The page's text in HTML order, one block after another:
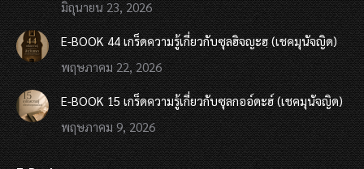
มิถุนายน 23, 2026
E-BOOK 44 เกร็ดความรู้เกี่ยวกับซุลฮิจญะฮฺ (เชคมุนัจญิด)
พฤษภาคม 22, 2026
E-BOOK 15 เกร็ดความรู้เกี่ยวกับซุลกออ์ดะฮ์ (เชคมุนัจญิด)
พฤษภาคม 9, 2026